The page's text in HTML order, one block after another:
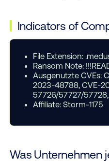
Indicators of
File Extension:
Ransom Note:
Ausgenutzte CVEs:
2023-48788, CVE-
57726/57727/
Affiliate:Storm-1175
Was Unternehmen